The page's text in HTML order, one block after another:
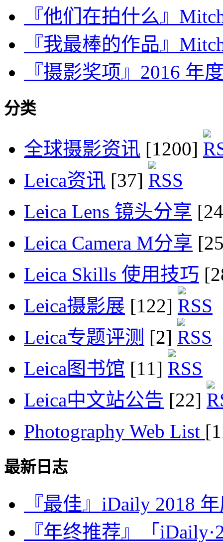
『他们在拍什么』
『我最棒的作品』
『摄影奖项』2016 年
分类
全球摄影资讯 [1200]
Leica资讯 [37]
Leica Lens 镜头分享
Leica Camera M分享
Leica Skills 使用技巧
Leica摄影展 [122]
Leica专题评测 [2]
Leica图书馆 [11]
Leica中文站公告 [22]
Photography Web List
最新日志
『最佳』iDaily 2018
『年终推荐』「